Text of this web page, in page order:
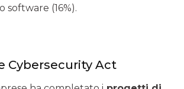
software (16%).
Cybersecurity Act